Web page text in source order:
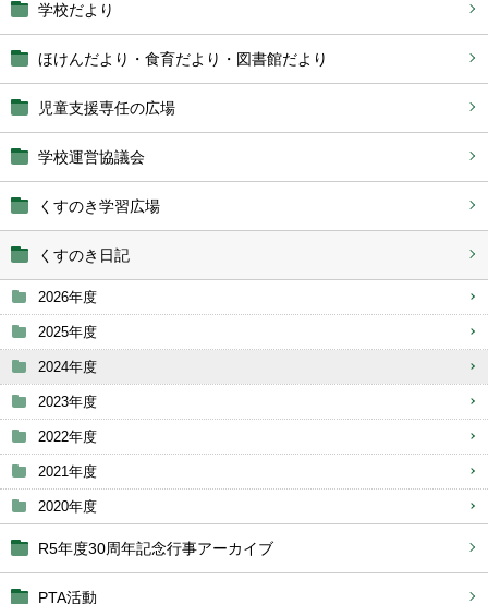
学校だより
ほけんだより・食育だより・図書館だより
児童支援専任の広場
学校運営協議会
くすのき学習広場
くすのき日記
2026年度
2025年度
2024年度
2023年度
2022年度
2021年度
2020年度
R5年度30周年記念行事アーカイブ
PTA活動